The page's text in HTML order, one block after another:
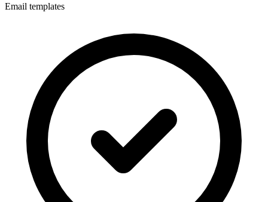
Email templates